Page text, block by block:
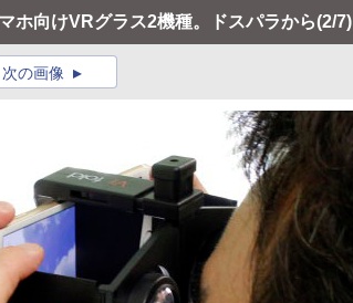
ホ向けVRグラス2機種。ドスパラから(2/7)
次の画像